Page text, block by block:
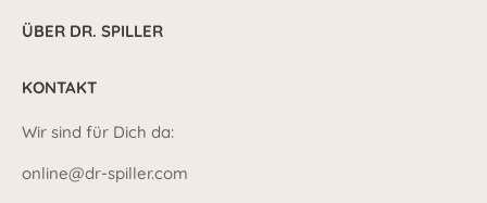
ÜBER DR. SPILLER
KONTAKT
Wir sind für Dich da:
online@dr-spiller.com